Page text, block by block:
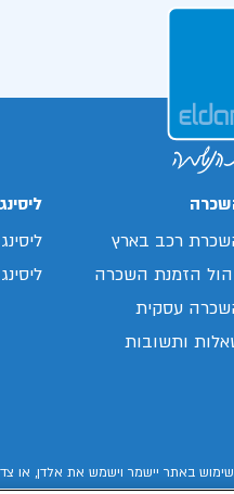
רכב בארץ
הזמנת השכרה
עסקית
ותשובות
ליסינג
באתר יישמר וישמש את אלדן, או